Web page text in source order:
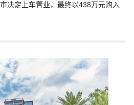
决定上车置业，最终以438万元购入